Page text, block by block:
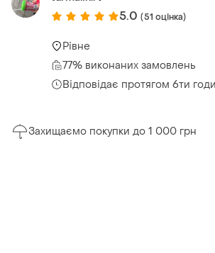
5.0 (51 оцінка)
Рівне
77% виконаних замовлень
Відповідає протягом 6ти
Захищаємо покупки до 1 000 грн